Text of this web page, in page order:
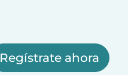
Regístrate ahora